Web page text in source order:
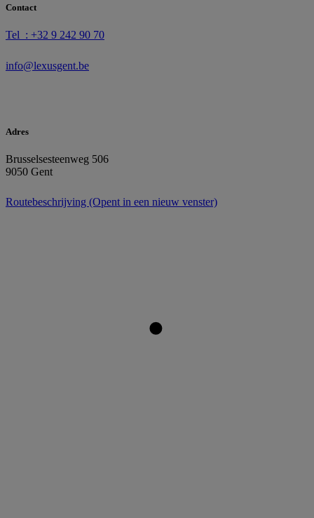
Contact
Tel : +32 9 242 90 70
info@lexusgent.be
Adres
Brusselsesteenweg 506
9050 Gent
Routebeschrijving (Opent in een nieuw venster)